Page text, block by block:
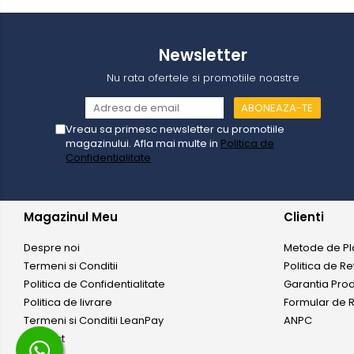
Motoferastraie
Atomizoare si pulverizatoare
Maturi rotative
Solarii gradina
Casute gradina
Mobilier gradina
Set mobilier gradina
Canapele de gradina
Scaune gradina
Mese gradina
Newsletter
Nu rata ofertele si promotiile noastre
Vreau sa primesc newsletter cu promotiile
magazinului. Afla mai multe in Politica de
Confidentialitate
Magazinul Meu
Despre noi
Termeni si Conditii
Politica de Confidentialitate
Politica de livrare
Termeni si Conditii LeanPay
Contact
Clienti
Metode de
Politica de
Garantia
Formular de
ANPC